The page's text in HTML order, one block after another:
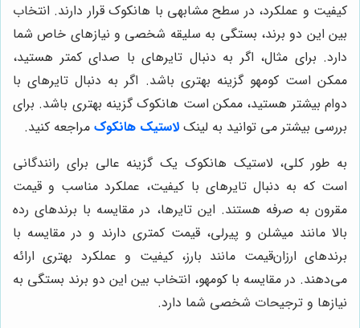
کیفیت و عملکرد، در سطح مشابهی با هانکوک قرار دارند. انتخاب
بین این دو برند، بستگی به سلیقه شخصی و نیازهای خاص شما
دارد. برای مثال، اگر به دنبال تایرهای با صدای کمتر هستید،
ممکن است کومهو گزینه بهتری باشد. اگر به دنبال تایرهای با
دوام بیشتر هستید، ممکن است هانکوک گزینه بهتری باشد. برای
بررسی بیشتر می توانید به لینک لاستیک هانکوک مراجعه کنید.
به طور کلی، لاستیک هانکوک یک گزینه عالی برای رانندگانی
است که به دنبال تایرهای با کیفیت، عملکرد مناسب و قیمت
مقرون به صرفه هستند. این تایرها، در مقایسه با برندهای رده
بالا مانند میشلن و پیرلی، قیمت کمتری دارند و در مقایسه با
برندهای ارزان‌قیمت مانند بارز، کیفیت و عملکرد بهتری ارائه
می‌دهند. در مقایسه با کومهو، انتخاب بین این دو برند بستگی به
نیازها و ترجیحات شخصی شما دارد.